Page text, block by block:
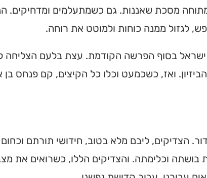
מסכת שאננות. גם כשמתעלמים ומדחיקים.
לגזול ממנה כוחות ולמוטט את רוחה.
בסוף הפרשה הקודמת. עצת בלעם הצליחה
ואז, כשכמעט וכלו כל הקיצים, קם פנחס
הצדיקים, ליבם מלא בטוב, חידושי תורתם
וכלימתה. והצדיקים הללו, כשרואים את